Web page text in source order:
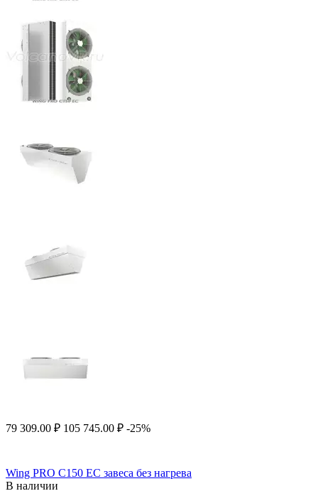
79 309.00 ₽ 105 745.00 ₽ -25%
Wing PRO C150 EC завеса без нагрева
В наличии